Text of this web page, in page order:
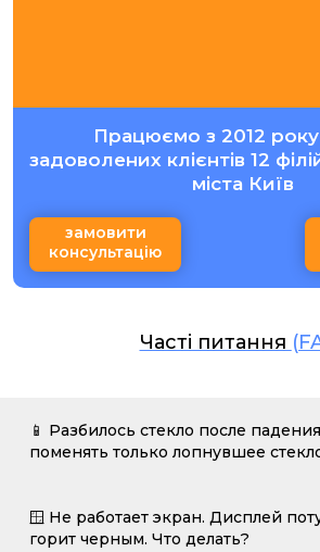
Працюємо з 2012
задоволених клієнтів 12
міста Київ
замовити
консультацію
Часті питання
📱 Разбилось стекло после
поменять только лопнувшее
🪟 Не работает экран. Дисплей
горит черным. Что делать?